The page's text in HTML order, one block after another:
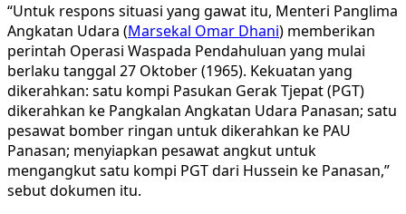
“Untuk respons situasi yang gawat itu, Menteri Panglima
Angkatan Udara (Marsekal Omar Dhani) memberikan
perintah Operasi Waspada Pendahuluan yang mulai
berlaku tanggal 27 Oktober (1965). Kekuatan yang
dikerahkan: satu kompi Pasukan Gerak Tjepat (PGT)
dikerahkan ke Pangkalan Angkatan Udara Panasan; satu
pesawat bomber ringan untuk dikerahkan ke PAU
Panasan; menyiapkan pesawat angkut untuk
mengangkut satu kompi PGT dari Hussein ke Panasan,”
sebut dokumen itu.